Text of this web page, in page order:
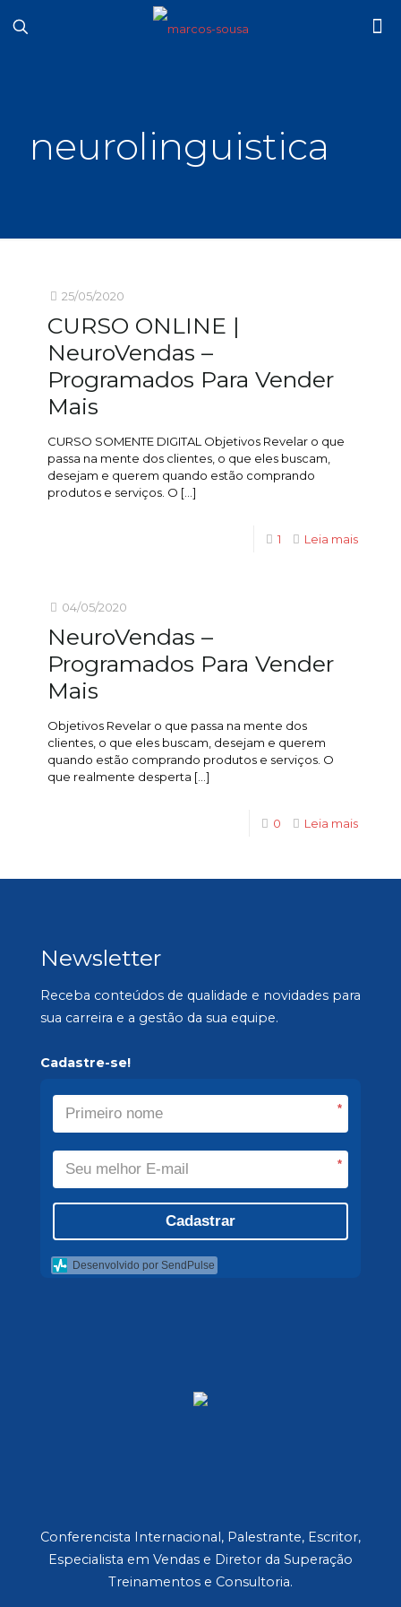
neurolinguistica
25/05/2020
CURSO ONLINE |
NeuroVendas –
Programados Para Vender
Mais
CURSO SOMENTE DIGITAL Objetivos Revelar o que
passa na mente dos clientes, o que eles buscam,
desejam e querem quando estão comprando
produtos e serviços. O […]
1 Leia mais
04/05/2020
NeuroVendas –
Programados Para Vender
Mais
Objetivos Revelar o que passa na mente dos
clientes, o que eles buscam, desejam e querem
quando estão comprando produtos e serviços. O
que realmente desperta […]
0 Leia mais
Newsletter
Receba conteúdos de qualidade e novidades para
sua carreira e a gestão da sua equipe.
Cadastre-se!
*
*
Cadastrar
Desenvolvido por SendPulse
Conferencista Internacional, Palestrante, Escritor,
Especialista em Vendas e Diretor da Superação
Treinamentos e Consultoria.